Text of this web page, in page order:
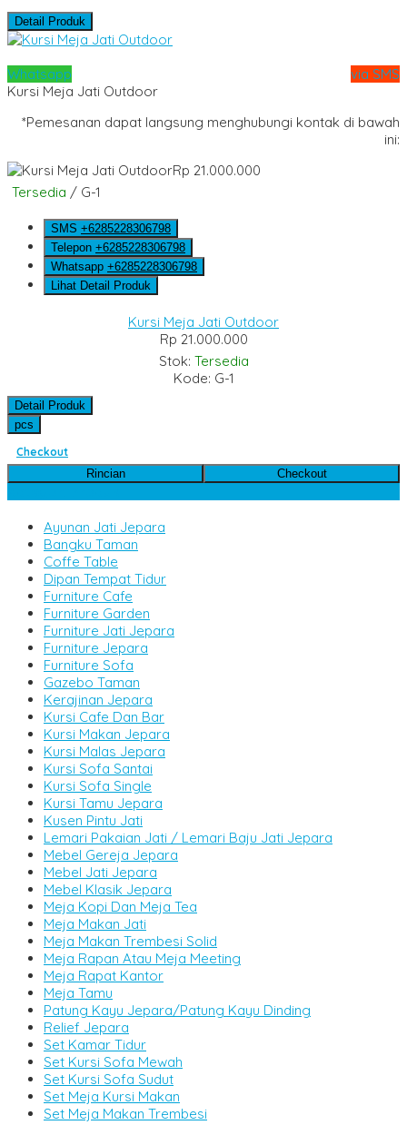
Detail Produk
Whatsapp
via SMS
Kursi Meja Jati Outdoor
*Pemesanan dapat langsung menghubungi kontak di bawah
ini:
Rp 21.000.000
Tersedia / G-1
SMS +6285228306798
Telepon +6285228306798
Whatsapp +6285228306798
Lihat Detail Produk
Kursi Meja Jati Outdoor
Rp 21.000.000
Stok: Tersedia
Kode: G-1
Detail Produk
pcs
Checkout
Rincian
Checkout
Ayunan Jati Jepara
Bangku Taman
Coffe Table
Dipan Tempat Tidur
Furniture Cafe
Furniture Garden
Furniture Jati Jepara
Furniture Jepara
Furniture Sofa
Gazebo Taman
Kerajinan Jepara
Kursi Cafe Dan Bar
Kursi Makan Jepara
Kursi Malas Jepara
Kursi Sofa Santai
Kursi Sofa Single
Kursi Tamu Jepara
Kusen Pintu Jati
Lemari Pakaian Jati / Lemari Baju Jati Jepara
Mebel Gereja Jepara
Mebel Jati Jepara
Mebel Klasik Jepara
Meja Kopi Dan Meja Tea
Meja Makan Jati
Meja Makan Trembesi Solid
Meja Rapan Atau Meja Meeting
Meja Rapat Kantor
Meja Tamu
Patung Kayu Jepara/Patung Kayu Dinding
Relief Jepara
Set Kamar Tidur
Set Kursi Sofa Mewah
Set Kursi Sofa Sudut
Set Meja Kursi Makan
Set Meja Makan Trembesi